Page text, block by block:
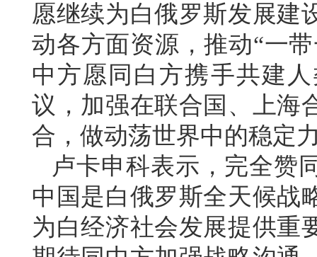
愿继续为白俄罗斯发展建
动各方面资源，推动“一
中方愿同白方携手共建
议，加强在联合国、上海
合，做动荡世界中的稳定
卢卡申科表示，完全赞
中国是白俄罗斯全天候战
为白经济社会发展提供重